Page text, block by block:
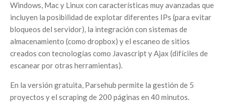
Windows, Mac y Linux con características muy avanzadas que
incluyen la posibilidad de explotar diferentes IPs (para evitar
bloqueos del servidor), la integración con sistemas de
almacenamiento (como dropbox) y el escaneo de sitios
creados con tecnologías como Javascript y Ajax (difíciles de
escanear por otras herramientas).
En la versión gratuita, Parsehub permite la gestión de 5
proyectos y el scraping de 200 páginas en 40 minutos.